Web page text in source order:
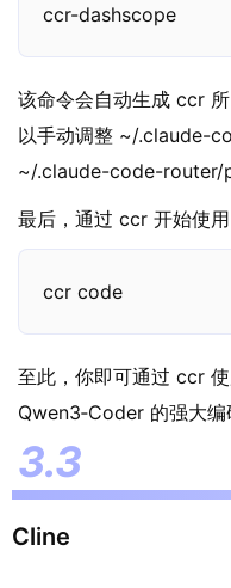
ccr-dashscope
该命令会自动生成 ccr
以手动调整 ~/.claude-
~/.claude-code-router/
最后，通过 ccr 开始使
ccr code
至此，你即可通过 ccr
Qwen3‑Coder 的强大编
Cline